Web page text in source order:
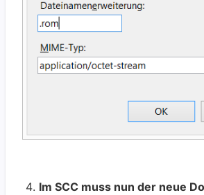
Im SCC muss nun der neue